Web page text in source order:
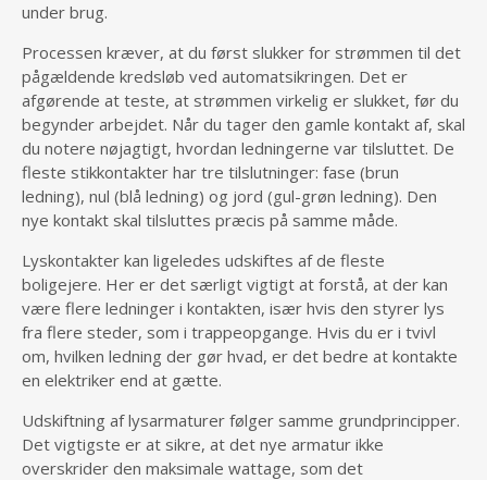
under brug.
Processen kræver, at du først slukker for strømmen til det
pågældende kredsløb ved automatsikringen. Det er
afgørende at teste, at strømmen virkelig er slukket, før du
begynder arbejdet. Når du tager den gamle kontakt af, skal
du notere nøjagtigt, hvordan ledningerne var tilsluttet. De
fleste stikkontakter har tre tilslutninger: fase (brun
ledning), nul (blå ledning) og jord (gul-grøn ledning). Den
nye kontakt skal tilsluttes præcis på samme måde.
Lyskontakter kan ligeledes udskiftes af de fleste
boligejere. Her er det særligt vigtigt at forstå, at der kan
være flere ledninger i kontakten, især hvis den styrer lys
fra flere steder, som i trappeopgange. Hvis du er i tvivl
om, hvilken ledning der gør hvad, er det bedre at kontakte
en elektriker end at gætte.
Udskiftning af lysarmaturer følger samme grundprincipper.
Det vigtigste er at sikre, at det nye armatur ikke
overskrider den maksimale wattage, som det